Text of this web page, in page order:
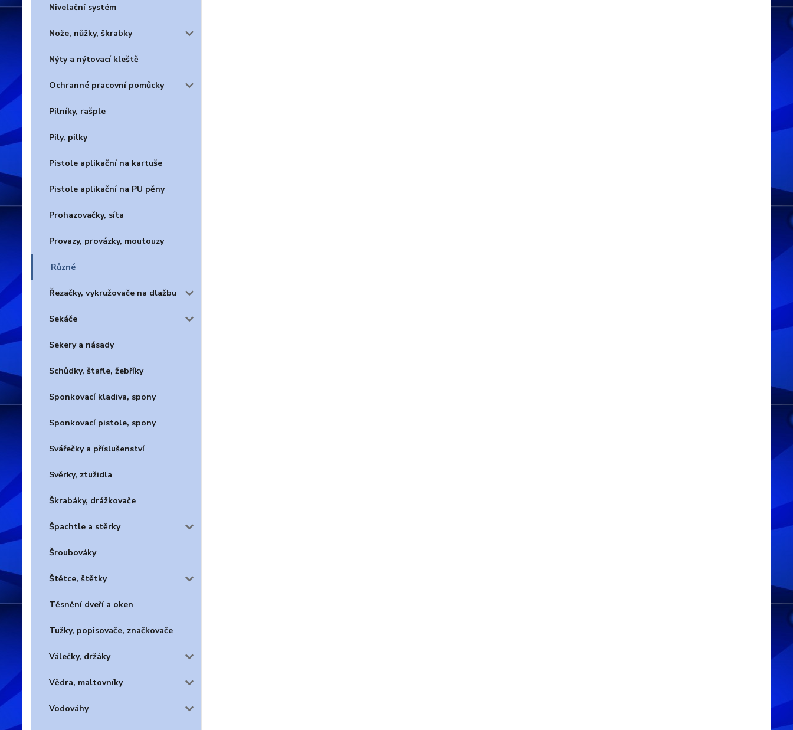
Nivelační systém
Nože, nůžky, škrabky
Nýty a nýtovací kleště
Ochranné pracovní pomůcky
Pilníky, rašple
Pily, pilky
Pistole aplikační na kartuše
Pistole aplikační na PU pěny
Prohazovačky, síta
Provazy, provázky, moutouzy
Různé
Řezačky, vykružovače na dlažbu
Sekáče
Sekery a násady
Schůdky, štafle, žebříky
Sponkovací kladiva, spony
Sponkovací pistole, spony
Svářečky a příslušenství
Svěrky, ztužidla
Škrabáky, drážkovače
Špachtle a stěrky
Šroubováky
Štětce, štětky
Těsnění dveří a oken
Tužky, popisovače, značkovače
Válečky, držáky
Vědra, maltovníky
Vodováhy